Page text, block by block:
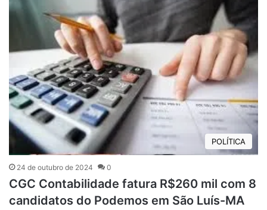
POLÍTICA
24 de outubro de 2024 0
CGC Contabilidade fatura R$260 mil com 8
candidatos do Podemos em São Luís-MA